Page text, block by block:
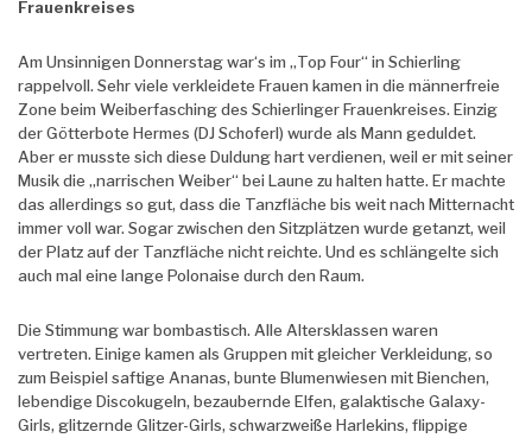
Frauenkreises
Am Unsinnigen Donnerstag war‘s im „Top Four“ in Schierling
rappelvoll. Sehr viele verkleidete Frauen kamen in die männerfreie
Zone beim Weiberfasching des Schierlinger Frauenkreises. Einzig
der Götterbote Hermes (DJ Schoferl) wurde als Mann geduldet.
Aber er musste sich diese Duldung hart verdienen, weil er mit seiner
Musik die „narrischen Weiber“ bei Laune zu halten hatte. Er machte
das allerdings so gut, dass die Tanzfläche bis weit nach Mitternacht
immer voll war. Sogar zwischen den Sitzplätzen wurde getanzt, weil
der Platz auf der Tanzfläche nicht reichte. Und es schlängelte sich
auch mal eine lange Polonaise durch den Raum.
Die Stimmung war bombastisch. Alle Altersklassen waren
vertreten. Einige kamen als Gruppen mit gleicher Verkleidung, so
zum Beispiel saftige Ananas, bunte Blumenwiesen mit Bienchen,
lebendige Discokugeln, bezaubernde Elfen, galaktische Galaxy-
Girls, glitzernde Glitzer-Girls, schwarzweiße Harlekins, flippige